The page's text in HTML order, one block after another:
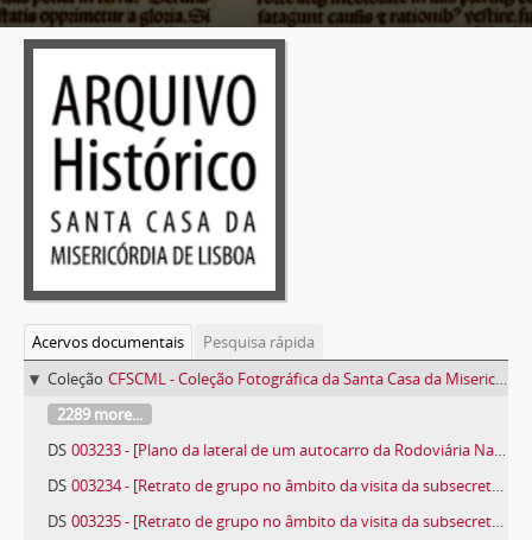
Acervos documentais
Pesquisa rápida
Coleção CFSCML - Coleção Fotográfica da Santa Casa da Misericórdia de Lisboa
2289 more...
DS 003233 - [Plano da lateral de um autocarro da Rodoviária Nacional com publicidade ao "Totoloto 5 semanas"]
DS 003234 - [Retrato de grupo no âmbito da visita da subsecretária de Estado da Segurança Social ao Centro de Medicina Física e Reabilitação de Lourenço Marques ]
DS 003235 - [Retrato de grupo no âmbito da visita da subsecretária de Estado da Segurança Social ao Centro de Medicina Física e Reabilitação de Lourenço Marques ]